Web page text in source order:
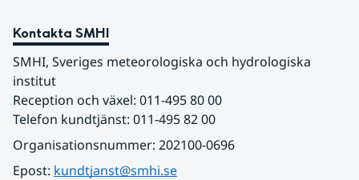
Kontakta SMHI
SMHI, Sveriges meteorologiska och hydrologiska
institut
Reception och växel: 011-495 80 00
Telefon kundtjänst: 011-495 82 00
Organisationsnummer: 202100-0696
Epost: kundtjanst@smhi.se